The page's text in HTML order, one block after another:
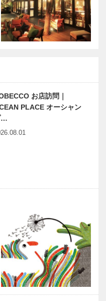
お店訪問｜
PLACE オーシャン
…